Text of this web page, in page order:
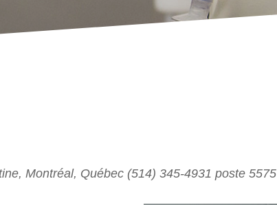
Montréal, Québec (514) 345-4931 poste 5575